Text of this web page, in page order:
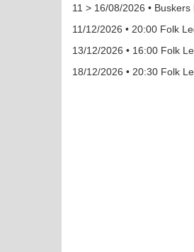
11 > 16/08/2026 •
11/12/2026 • 20:00 Folk
13/12/2026 • 16:00 Folk
18/12/2026 • 20:30 Folk